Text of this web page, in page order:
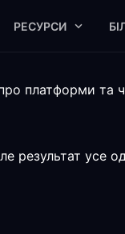
РЕСУРСИ
платформи та
результат усе